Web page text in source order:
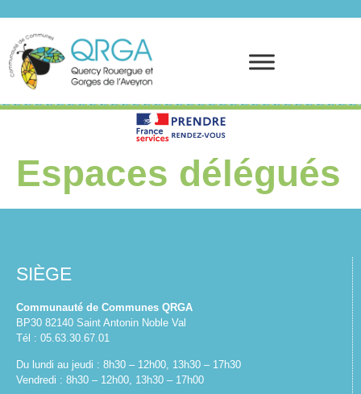
Espaces délégués
SIÈGE
Communauté de Communes QRGA
BP30 82140 Saint Antonin Noble Val
Tél : 05.63.30.67.01
Du lundi au jeudi : 8h30 – 12h00, 13h30 – 17h30
Vendredi : 8h30 – 12h00, 13h30 – 17h00